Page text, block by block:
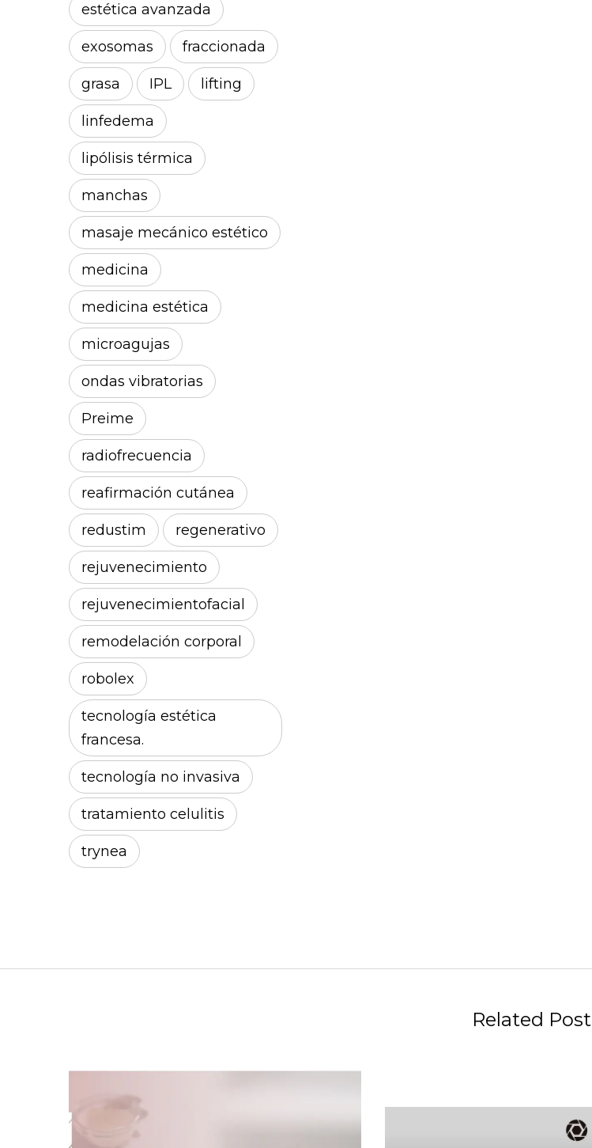
estética avanzada
exosomas fraccionada
grasa IPL lifting
linfedema
lipólisis térmica
manchas
masaje mecánico estético
medicina
medicina estética
microagujas
ondas vibratorias
Preime
radiofrecuencia
reafirmación cutánea
redustim regenerativo
rejuvenecimiento
rejuvenecimientofacial
remodelación corporal
robolex
tecnología estética
francesa.
tecnología no invasiva
tratamiento celulitis
trynea
Related Post